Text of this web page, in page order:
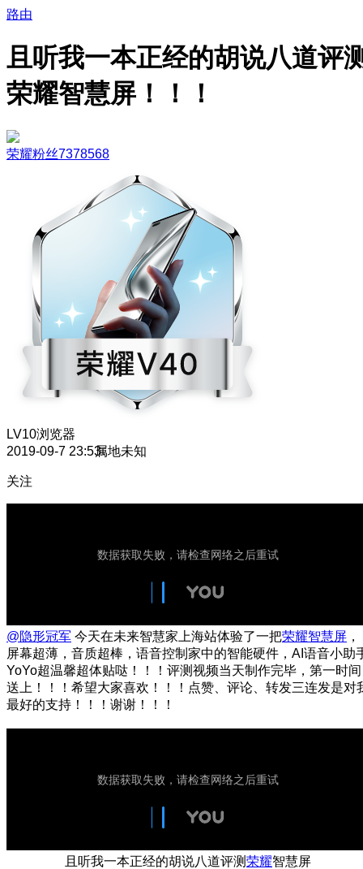
路由
且听我一本正经的胡说八道评
荣耀智慧屏！！！
荣耀粉丝7378568
LV10浏览器
2019-09-7 23:53属地未知
关注
@隐形冠军 今天在未来智慧家上海站体验了一把荣耀智慧屏 ，
屏幕超薄，音质超棒，语音控制家中的智能硬件，AI语音小助
YoYo超温馨超体贴哒！！！评测视频当天制作完毕，第一时间
送上！！！希望大家喜欢！！！点赞、评论、转发三连发是对
最好的支持！！！谢谢！！！
且听我一本正经的胡说八道评测荣耀智慧屏